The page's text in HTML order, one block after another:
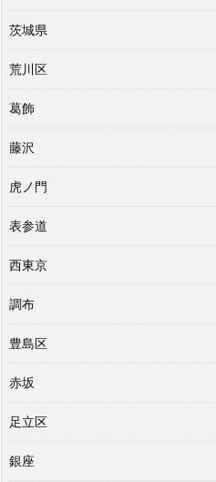
茨城県
荒川区
葛飾
藤沢
虎ノ門
表参道
西東京
調布
豊島区
赤坂
足立区
銀座